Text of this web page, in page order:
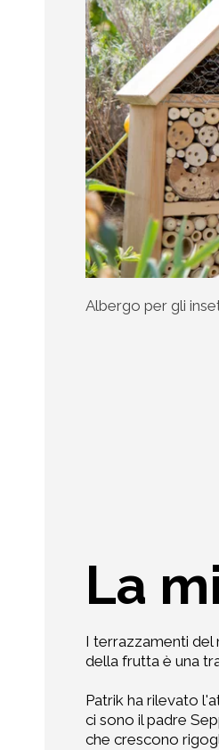
Albergo per gli
La
I terrazzamenti del
della frutta è una
Patrik ha rilevato
ci sono il padre
che crescono